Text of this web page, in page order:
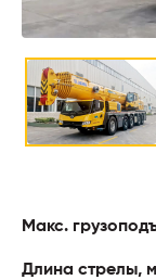
Макс.
Длина стрелы, м